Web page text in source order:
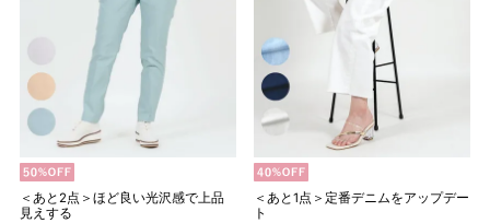
＜あと2点＞ほど良い光沢感で上品
見えする
＜あと1点＞定番デニムをアップデー
ト